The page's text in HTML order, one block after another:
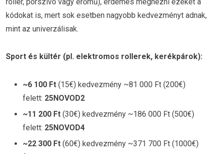
kódokat is, mert sok esetben nagyobb kedvezményt adnak,
mint az univerzálisak.
Sport és kültér (pl. elektromos rollerek, kerékpárok):
~6 100 Ft (15€) kedvezmény ~81 000 Ft (200€)
felett: 25NOVOD2
~11 200 Ft (30€) kedvezmény ~186 000 Ft (500€)
felett: 25NOVOD4
~22 300 Ft (60€) kedvezmény ~371 700 Ft (1000€)